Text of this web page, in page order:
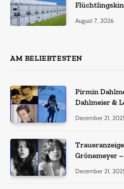
August 7, 2026
AM BELIEBTESTEN
Pirmin
Dahlmeier &
December 21,
Grönemeyer
und was
December 21,